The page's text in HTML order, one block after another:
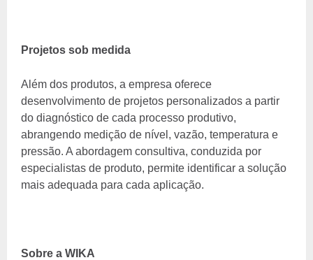
Projetos sob medida
Além dos produtos, a empresa oferece
desenvolvimento de projetos personalizados a partir
do diagnóstico de cada processo produtivo,
abrangendo medição de nível, vazão, temperatura e
pressão. A abordagem consultiva, conduzida por
especialistas de produto, permite identificar a solução
mais adequada para cada aplicação.
Sobre a WIKA